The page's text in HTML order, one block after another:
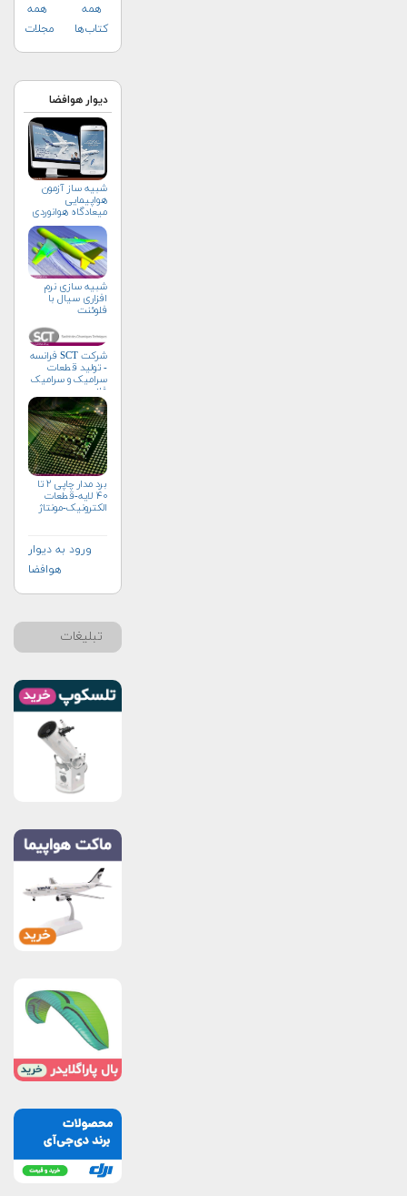
همه
کتاب‌ها
همه
مجلات
دیوار هوافضا
شبیه ساز آزمون
هواپیمایی
میعادگاه هوانوردی
شبیه سازی نرم
افزاری سیال با
فلوئنت
شرکت SCT فرانسه
- تولید قطعات
سرامیک و سرامیک
فلز
برد مدار چاپی ۲ تا
۴۰ لایه-قطعات
الکترونیک-مونتاژ
ورود به دیوار
هوافضا
تبلیغات